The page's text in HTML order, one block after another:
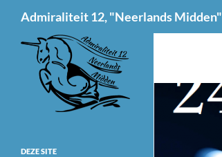
Admiraliteit 12, "Neerlands Midden"
DEZE SITE